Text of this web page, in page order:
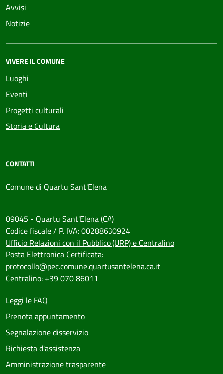
Avvisi
Notizie
VIVERE IL COMUNE
Luoghi
Eventi
Progetti culturali
Storia e Cultura
CONTATTI
Comune di Quartu Sant'Elena
09045 - Quartu Sant'Elena (CA)
Codice fiscale / P. IVA: 00288630924
Ufficio Relazioni con il Pubblico (URP) e Centralino
Posta Elettronica Certificata:
protocollo@pec.comune.quartusantelena.ca.it
Centralino: +39 070 86011
Leggi le FAQ
Prenota appuntamento
Segnalazione disservizio
Richiesta d'assistenza
Amministrazione trasparente